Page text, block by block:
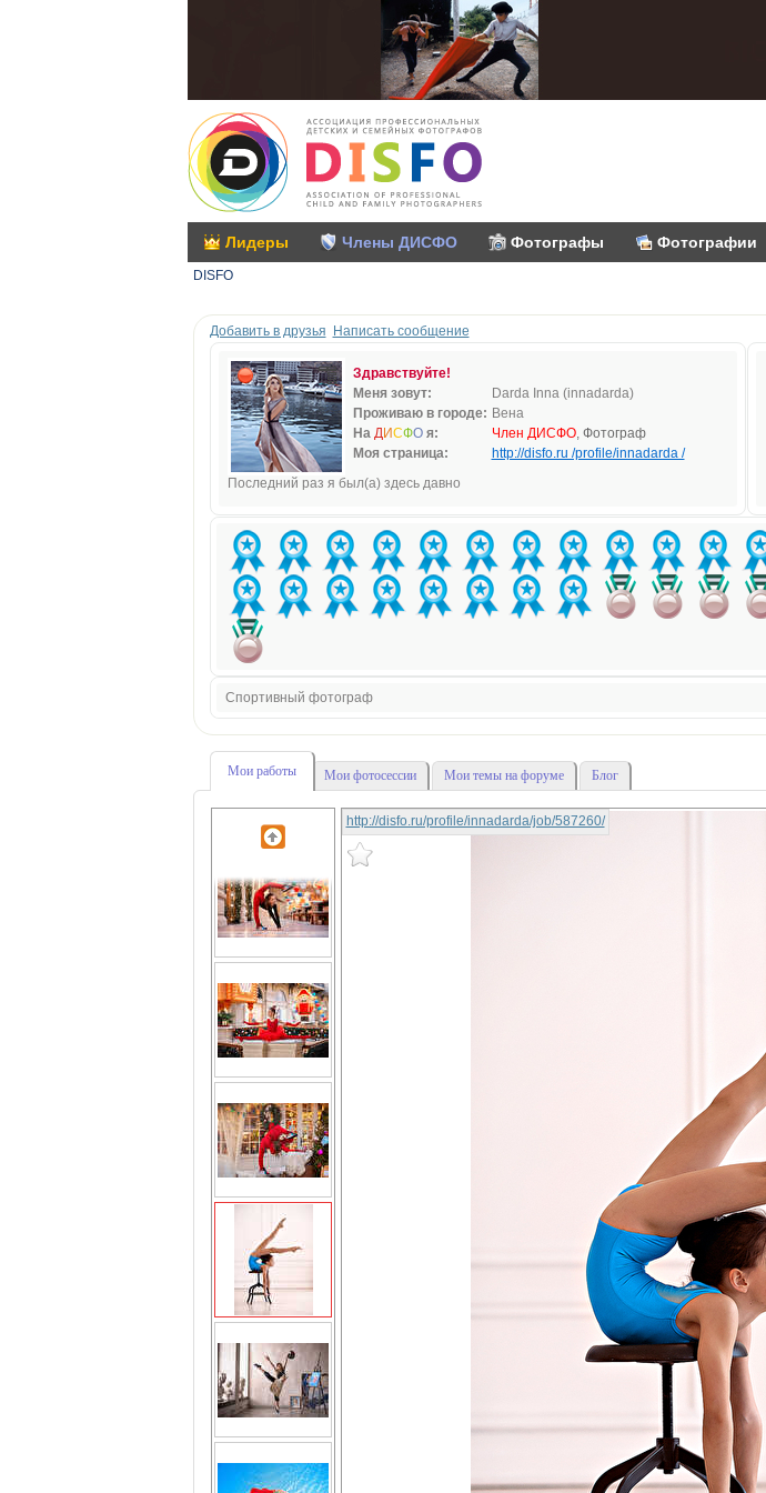
Лидеры Члены ДИСФО Фотографы Фотографии
DISFO
Добавить в друзья Написать сообщение
Здравствуйте!
Меня зовут:
Darda Inna (innadarda)
Проживаю в городе: Вена
На ДИСФОя: Член ДИСФО, Фотограф
Моя страница:
http://disfo.ru /profile/innadarda /
Последний раз я был(а) здесь давно
Спортивный фотограф
Мои работы Мои фотосессии Мои темы на форуме Блог
http://disfo.ru/profile/innadarda/job/587260/